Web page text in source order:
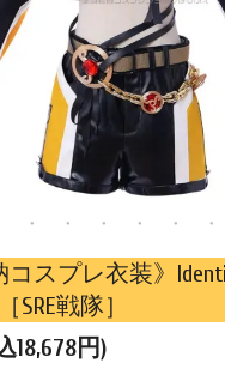
コスプレ衣装》
戦隊］
18,678円)